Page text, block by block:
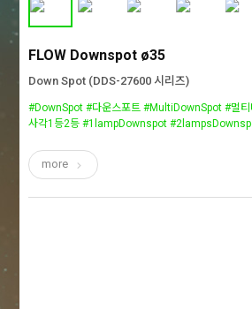
FLOW Downspot ø35
Down Spot (DDS-27600 시리즈)
#DownSpot #다운스포트 #MultiDownSpot #멀티
사각1등2등 #1lampDownspot
more